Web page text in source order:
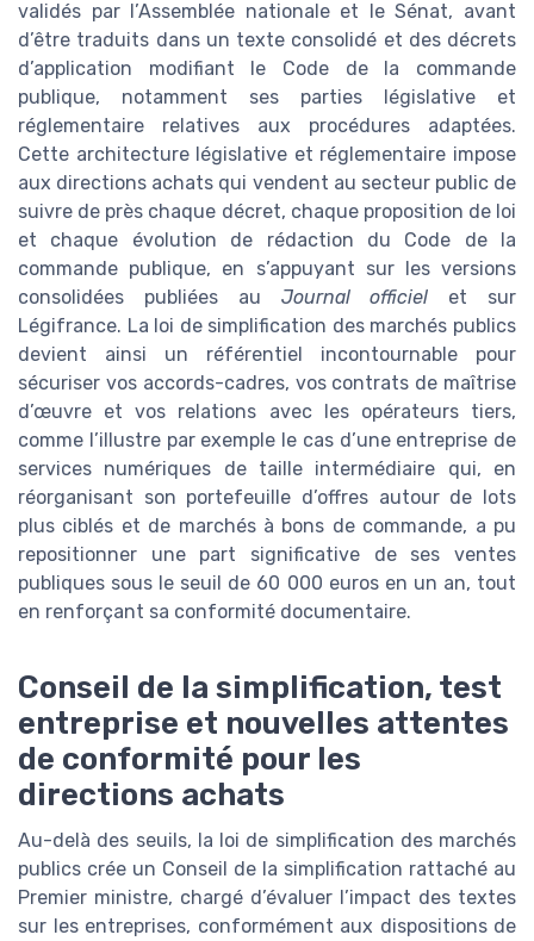
validés par l’Assemblée nationale et le Sénat, avant
d’être traduits dans un texte consolidé et des décrets
d’application modifiant le Code de la commande
publique, notamment ses parties législative et
réglementaire relatives aux procédures adaptées.
Cette architecture législative et réglementaire impose
aux directions achats qui vendent au secteur public de
suivre de près chaque décret, chaque proposition de loi
et chaque évolution de rédaction du Code de la
commande publique, en s’appuyant sur les versions
consolidées publiées au Journal officiel et sur
Légifrance. La loi de simplification des marchés publics
devient ainsi un référentiel incontournable pour
sécuriser vos accords-cadres, vos contrats de maîtrise
d’œuvre et vos relations avec les opérateurs tiers,
comme l’illustre par exemple le cas d’une entreprise de
services numériques de taille intermédiaire qui, en
réorganisant son portefeuille d’offres autour de lots
plus ciblés et de marchés à bons de commande, a pu
repositionner une part significative de ses ventes
publiques sous le seuil de 60 000 euros en un an, tout
en renforçant sa conformité documentaire.
Conseil de la simplification, test
entreprise et nouvelles attentes
de conformité pour les
directions achats
Au-delà des seuils, la loi de simplification des marchés
publics crée un Conseil de la simplification rattaché au
Premier ministre, chargé d’évaluer l’impact des textes
sur les entreprises, conformément aux dispositions de